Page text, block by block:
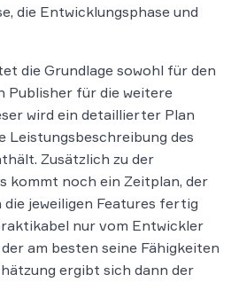
die Entwicklungsphase und
die Grundlage sowohl für den
Publisher für die weitere
wird ein detaillierter Plan
Leistungsbeschreibung des
Zusätzlich zu der
kommt noch ein Zeitplan, der
jeweiligen Features fertig
nur vom Entwickler
am besten seine Fähigkeiten
ergibt sich dann der